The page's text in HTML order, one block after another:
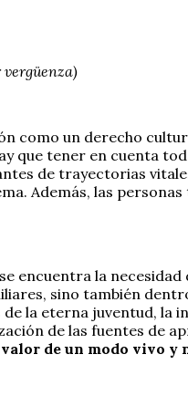
como un derecho
que tener en cuenta
de trayectorias
Además, las
encuentra la necesidad
sino también
la eterna juventud, la
de las fuentes de
de un modo vivo